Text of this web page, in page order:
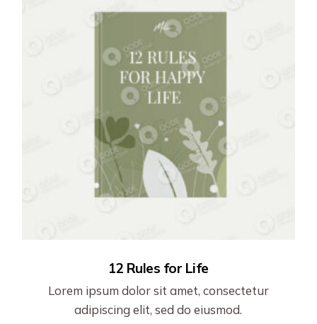
12 Rules for Life
Lorem ipsum dolor sit amet, consectetur
adipiscing elit, sed do eiusmod.